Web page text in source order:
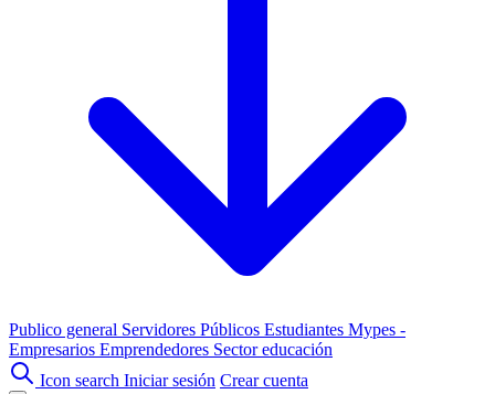
Publico general Servidores Públicos Estudiantes Mypes -
Empresarios Emprendedores Sector educación
Icon search Iniciar sesión Crear cuenta